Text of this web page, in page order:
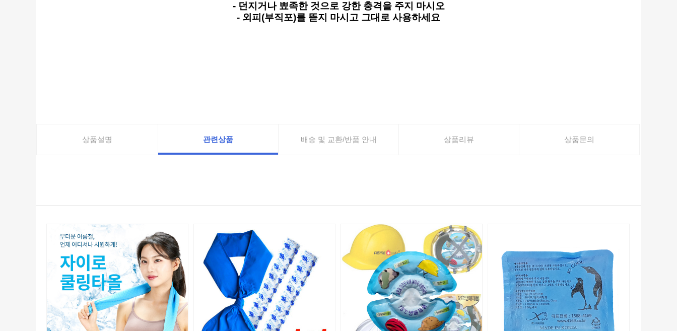
- 던지거나 뾰족한 것으로 강한 충격을 주지 마시오
- 외피(부직포)를 뜯지 마시고 그대로 사용하세요
상품설명 관련상품 배송 및 교환/반품 안내 상품리뷰 상품문의